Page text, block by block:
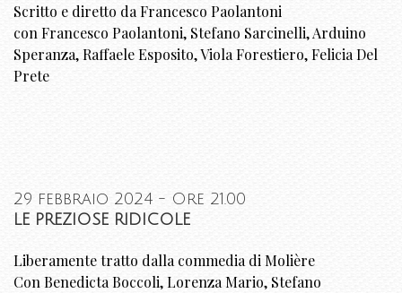
Scritto e diretto da Francesco Paolantoni
con Francesco Paolantoni, Stefano Sarcinelli, Arduino
Speranza, Raffaele Esposito, Viola Forestiero, Felicia Del
Prete
29 febbraio 2024 - Ore 21.00
LE PREZIOSE RIDICOLE
Liberamente tratto dalla commedia di Molière
Con Benedicta Boccoli, Lorenza Mario, Stefano